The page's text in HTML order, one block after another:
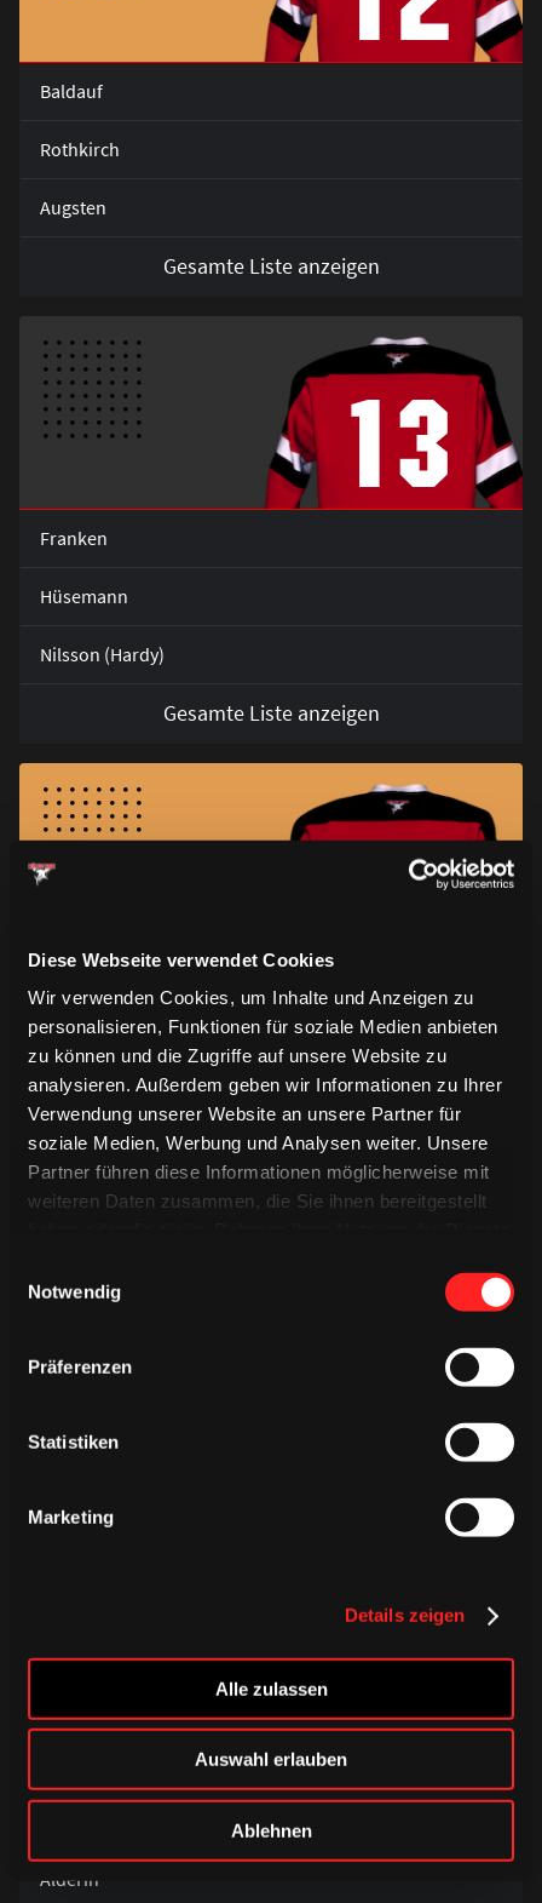
Diese Webseite verwendet Cookies
Wir verwenden Cookies, um Inhalte und Anzeigen zu
personalisieren, Funktionen für soziale Medien anbieten
zu können und die Zugriffe auf unsere Website zu
analysieren. Außerdem geben wir Informationen zu Ihrer
Verwendung unserer Website an unsere Partner für
soziale Medien, Werbung und Analysen weiter. Unsere
Partner führen diese Informationen möglicherweise mit
weiteren Daten zusammen, die Sie ihnen bereitgestellt
Notwendig
Präferenzen
Statistiken
Marketing
Details zeigen
Alle zulassen
Auswahl erlauben
Ablehnen
Baldauf
Rothkirch
Augsten
Gesamte Liste anzeigen
13
Franken
Hüsemann
Nilsson (Hardy)
Gesamte Liste anzeigen
14
Langemann (Detlef)
Kühnhackl
Nagel
Gesamte Liste anzeigen
15
Rudel
Gesamte Liste anzeigen
16
Alderin